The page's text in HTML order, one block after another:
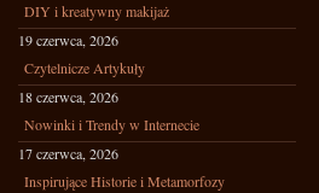
DIY i kreatywny makijaż
19 czerwca, 2026
Czytelnicze Artykuły
18 czerwca, 2026
Nowinki i Trendy w Internecie
17 czerwca, 2026
Inspirujące Historie i Metamorfozy